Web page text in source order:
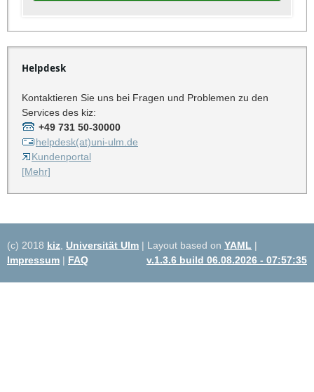
Helpdesk
Kontaktieren Sie uns bei Fragen und Problemen zu den
Services des kiz:
+49 731 50-30000
helpdesk(at)uni-ulm.de
Kundenportal
[Mehr]
(c) 2018 kiz Universität Ulm | Layout based on YAML |
Impressum | FAQ v.1.3.6 build 06.08.2026 - 07:57:35